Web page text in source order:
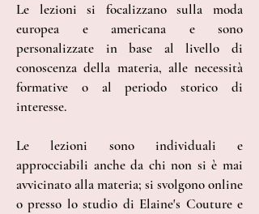
Le lezioni si focalizzano sulla moda
europea e americana e sono
personalizzate in base al livello di
conoscenza della materia, alle necessità
formative o al periodo storico di
interesse.
Le lezioni sono individuali e
approcciabili anche da chi non si è mai
avvicinato alla materia; si svolgono online
o presso lo studio di Elaine's Couture e